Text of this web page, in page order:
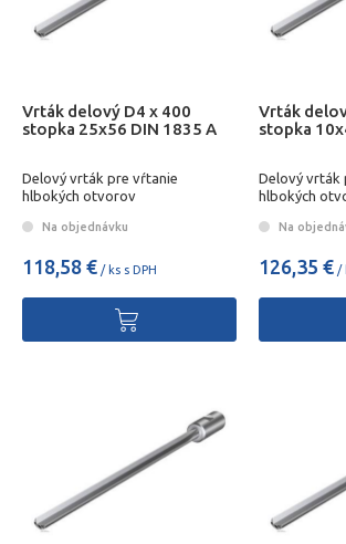
Vrták delový D4 x 400
stopka 25x56 DIN 1835 A
Delový vrták pre vŕtanie
hlbokých otvorov
Na objednávku
118,58 € / ks s DPH
Vrták
stopka
Delový vrták
hlbokých
Na
126,35 € /